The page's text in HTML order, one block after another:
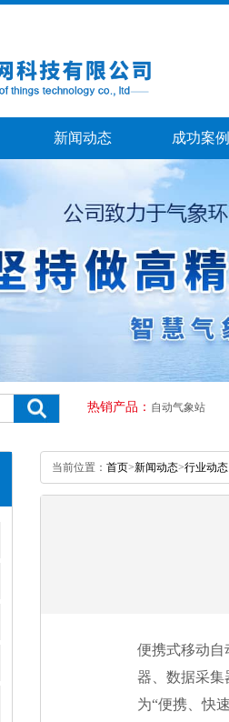
新闻动态 成功案例
热销产品： 自动气象站
当前位置： 首页>新闻动态>行业动态
便携式移动自
器、数据采集
为“便携、快